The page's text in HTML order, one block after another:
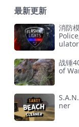
最新更新
消防
ulator
战锤
of
ner